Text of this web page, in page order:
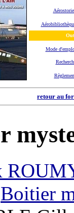
Mode
retour au
Boitier